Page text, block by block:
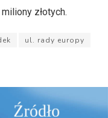
złotych.
ul. rady europy